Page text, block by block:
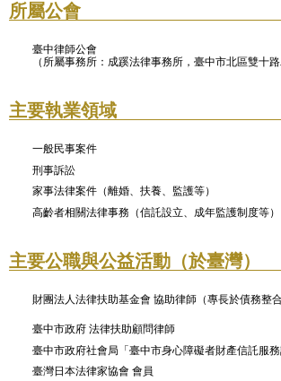
所屬公會
臺中律師公會
（所屬事務所：成蹊法律事務所，臺中市北區雙十
主要執業領域
一般民事案件
刑事訴訟
家事法律案件（離婚、扶養、監護等）
高齡者相關法律事務（信託設立、成年監護制度等）
主要公職與公益活動（於臺灣）
財團法人法律扶助基金會 協助律師（專長於債務整
臺中市政府 法律扶助顧問律師
臺中市政府社會局「臺中市身心障礙者財產信託服
臺灣日本法律家協會 會員